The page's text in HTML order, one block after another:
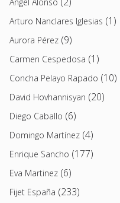
Arturo Nanclares Iglesias (1)
Aurora Pérez (9)
Carmen Cespedosa (1)
Concha Pelayo Rapado (10)
David Hovhannisyan (20)
Diego Caballo (6)
Domingo Martínez (4)
Enrique Sancho (177)
Eva Martinez (6)
Fijet España (233)